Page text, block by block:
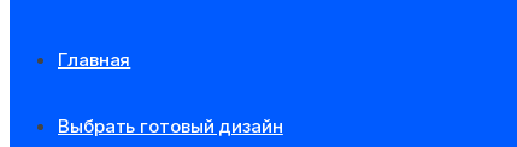
Главная
Выбрать готовый дизайн